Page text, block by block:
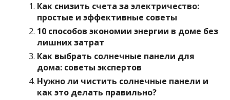
Как снизить счета за электричество:
простые и эффективные советы
10 способов экономии энергии в доме без
лишних затрат
Как выбрать солнечные панели для
дома: советы экспертов
Нужно ли чистить солнечные панели и
как это делать правильно?